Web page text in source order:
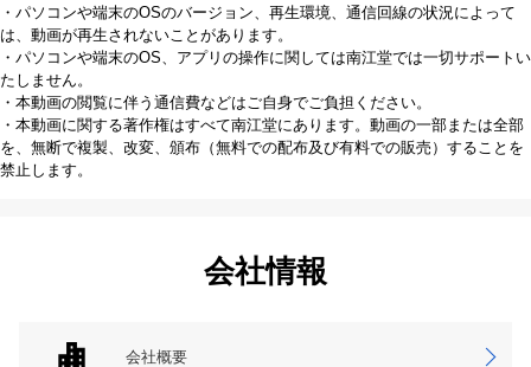
・パソコンや端末のOSのバージョン、再生環境、通信回線の状況によって
は、動画が再生されないことがあります。
・パソコンや端末のOS、アプリの操作に関しては南江堂では一切サポートい
たしません。
・本動画の閲覧に伴う通信費などはご自身でご負担ください。
・本動画に関する著作権はすべて南江堂にあります。動画の一部または全部
を、無断で複製、改変、頒布（無料での配布及び有料での販売）することを
禁止します。
会社情報
会社概要